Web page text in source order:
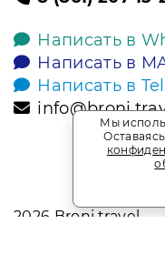
Написать в
Написать в
Написать в
2026 Broni.travel
Мы